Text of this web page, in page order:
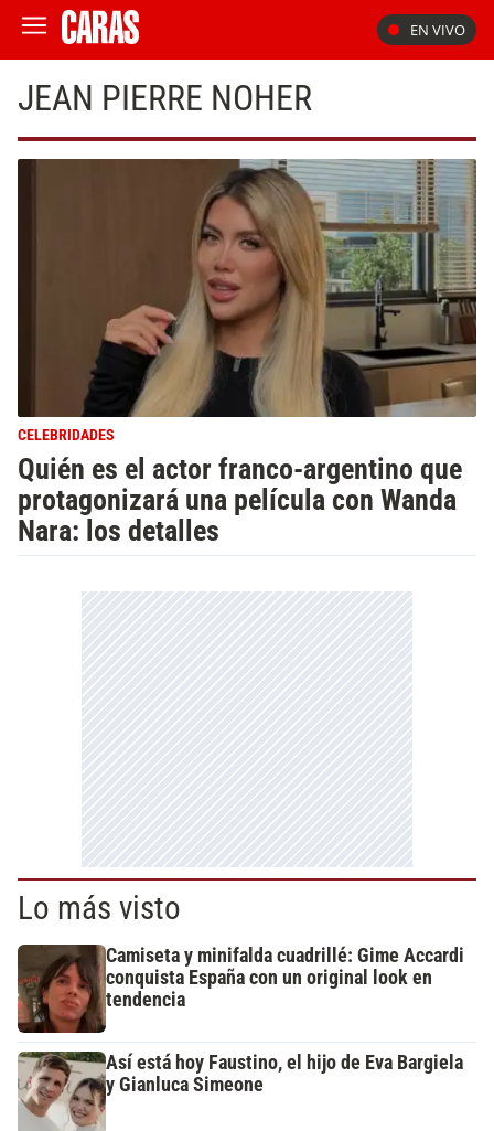
EN VIVO
JEAN PIERRE NOHER
CELEBRIDADES
Quién es el actor franco-argentino que
protagonizará una película con Wanda
Nara: los detalles
Lo más visto
Camiseta y minifalda cuadrillé: Gime Accardi
conquista España con un original look en
tendencia
Así está hoy Faustino, el hijo de Eva Bargiela
y Gianluca Simeone